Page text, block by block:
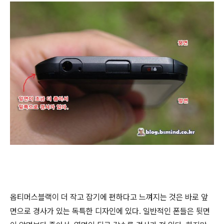
옵티머스블랙이 더 작고 잡기에 편하다고 느껴지는 것은 바로 앞
면으로 경사가 있는 독특한 디자인에 있다. 일반적인 폰들은 뒷면